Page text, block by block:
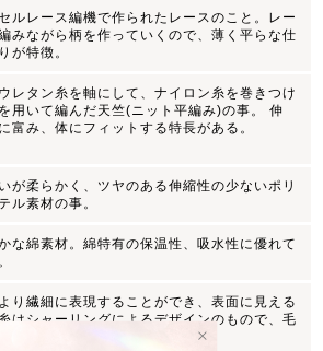
ルレース編機で作られたレースのこと。レー
みながら柄を作っていくので、薄く平らな仕
が特徴。
レタン糸を軸にして、ナイロン糸を巻きつけ
用いて編んだ天竺(ニット平編み)の事。 伸
富み、体にフィットする特長がある。
が柔らかく、ツヤのある伸縮性の少ないポリ
ル素材の事。
な綿素材。綿特有の保温性、吸水性に優れて
り繊細に表現することができ、表面に見える
はシャーリングによるデザインのもので、毛